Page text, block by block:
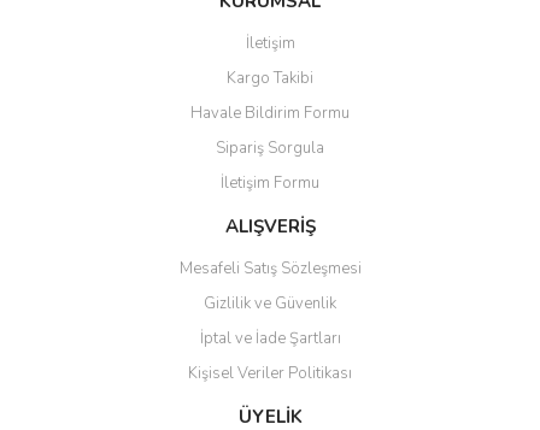
İletişim
Kargo Takibi
Havale Bildirim Formu
Sipariş Sorgula
İletişim Formu
ALIŞVERİŞ
Mesafeli Satış Sözleşmesi
Gizlilik ve Güvenlik
İptal ve İade Şartları
Kişisel Veriler Politikası
ÜYELİK